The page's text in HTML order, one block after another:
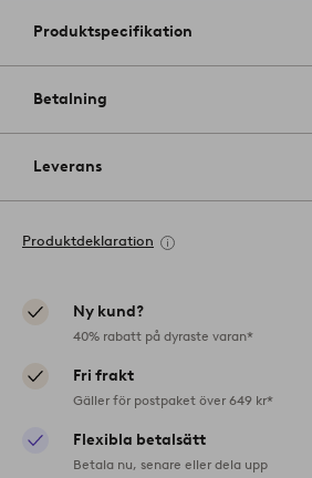
Produktspecifikation
Betalning
Leverans
Produktdeklaration
Ny kund?
40% rabatt på dyraste varan*
Fri frakt
Gäller för postpaket över 649 kr*
Flexibla betalsätt
Betala nu, senare eller dela upp